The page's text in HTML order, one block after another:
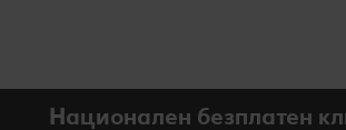
Национален безплатен